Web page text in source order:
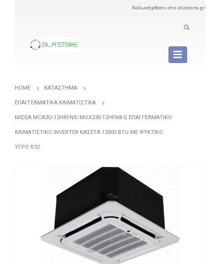
Καλωσήρθατε στο olastore.gr
HOME ΚΑΤΆΣΤΗΜΑ
ΕΠΑΓΓΕΛΜΑΤΙΚΆ ΚΛΙΜΑΤΙΣΤΙΚΆ
MIDEA MCA3U-12HRFNX/MOX230-12HFN8-Q ΕΠΑΓΓΕΛΜΑΤΙΚΌ
ΚΛΙΜΑΤΙΣΤΙΚΌ INVERTER ΚΑΣΈΤΑ 12000 BTU ΜΕ ΨΥΚΤΙΚΌ
ΥΓΡΌ R32